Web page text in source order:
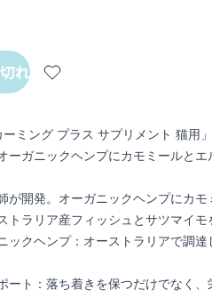
れ
ーミング プラス サプリメント 猫
ーガニックヘンプにカモミールと
が開発。オーガニックヘンプにカ
トラリア産フィッシュとサツマイ
ックヘンプ：オーストラリアで調
ート：落ち着きを保つだけでなく